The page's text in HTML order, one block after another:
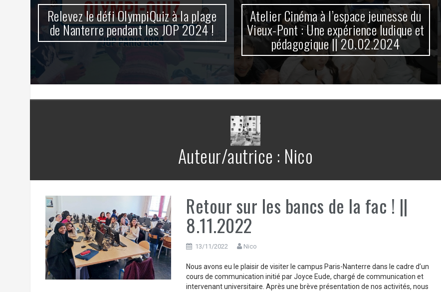
Relevez le défi OlympiQuiz à la plage
de Nanterre pendant les JOP 2024 !
Atelier Cinéma à l’espace jeunesse du
Vieux-Pont : Une expérience ludique et
pédagogique || 20.02.2024
Auteur/autrice : Nico
Retour sur les bancs de la fac ! ||
8.11.2022
13/11/2022 Nico
Nous avons eu le plaisir de visiter le campus Paris-Nanterre dans le cadre d’un
cours de communication initié par Joyce Eude, chargé de communication et
intervenant universitaire. Après une brève présentation de nos activités, nous